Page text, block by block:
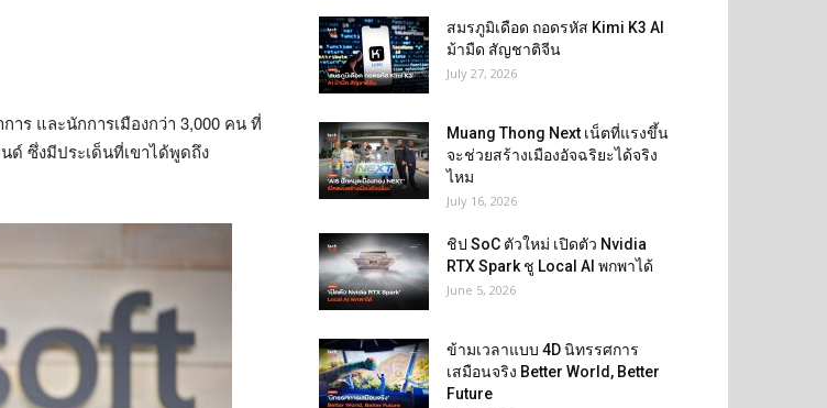
ร และนักการเมืองกว่า 3,000 คน ที่
ด์ ซึ่งมีประเด็นที่เขาได้พูดถึง
สมรภูมิเดือด ถอดรหัส Kimi K3 AI
ม้ามืด สัญชาติจีน
July 27, 2026
Muang Thong Next เน็ตที่แรงขึ้น
จะช่วยสร้างเมืองอัจฉริยะได้จริง
ไหม
July 16, 2026
ชิป SoC ตัวใหม่ เปิดตัว Nvidia
RTX Spark ชู Local AI พกพาได้
June 5, 2026
ข้ามเวลาแบบ 4D นิทรรศการ
เสมือนจริง Better World, Better
Future